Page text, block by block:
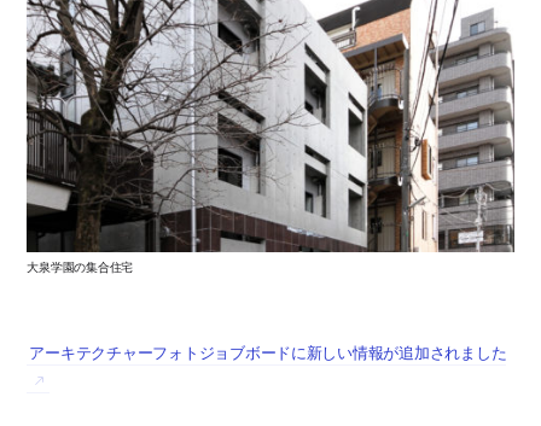
大泉学園の集合住宅
アーキテクチャーフォトジョブボードに新しい情報が追加されました